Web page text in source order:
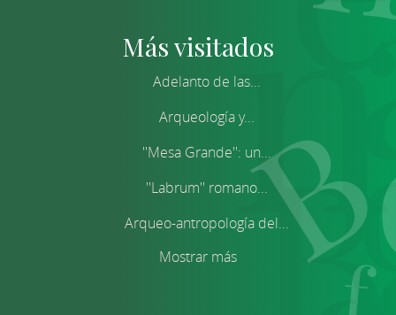
Más visitados
Adelanto de las...
Arqueología y...
''Mesa Grande'': un...
''Labrum'' romano...
Arqueo-antropología del...
Mostrar más